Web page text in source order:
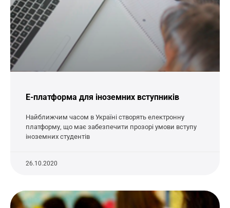
Е-платформа для іноземних вступників
Найближчим часом в Україні створять електронну
платформу, що має забезпечити прозорі умови вступу
іноземних студентів
26.10.2020